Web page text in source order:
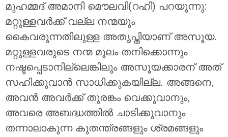
മുഹമ്മദ് അമാനി മൌലവി(റഹി) പറയുന്നു:
മറ്റുള്ളവര്‍ക്ക് വല്ല നന്മയും
കൈവരുന്നതിലുള്ള അതൃപ്തിയാണ് അസൂയ.
മറ്റുള്ളവരുടെ നന്മ മൂലം തനിക്കൊന്നും
നഷ്ടപ്പെടാനില്ലെങ്കിലും അസൂയക്കാരന് അത്
സഹിക്കുവാന്‍ സാധിക്കുകയില്ല. അങ്ങനെ,
അവന്‍ അവര്‍ക്ക് തുരങ്കം വെക്കുവാനും,
അവരെ അബദ്ധത്തില്‍ ചാടിക്കുവാനും
തന്നാലാകുന്ന കുതന്ത്രങ്ങളും ശ്രമങ്ങളും